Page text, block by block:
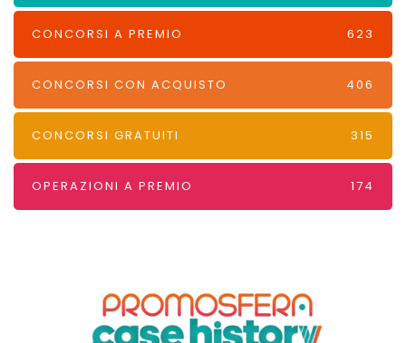
CONCORSI A PREMIO 623
CONCORSI CON ACQUISTO 406
CONCORSI GRATUITI 315
OPERAZIONI A PREMIO 174